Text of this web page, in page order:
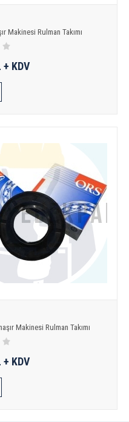
Makinesi Rulman Takımı
KDV
Makinesi Rulman Takımı
KDV